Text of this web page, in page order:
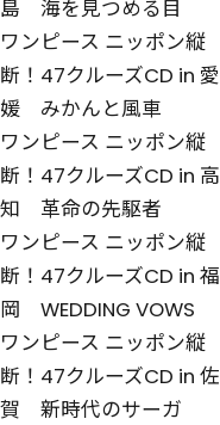
島 海を見つめる目
ワンピース ニッポン縦
断！47クルーズCD in 愛
媛 みかんと風車
ワンピース ニッポン縦
断！47クルーズCD in 高
知 革命の先駆者
ワンピース ニッポン縦
断！47クルーズCD in 福
岡 WEDDING VOWS
ワンピース ニッポン縦
断！47クルーズCD in 佐
賀 新時代のサーガ